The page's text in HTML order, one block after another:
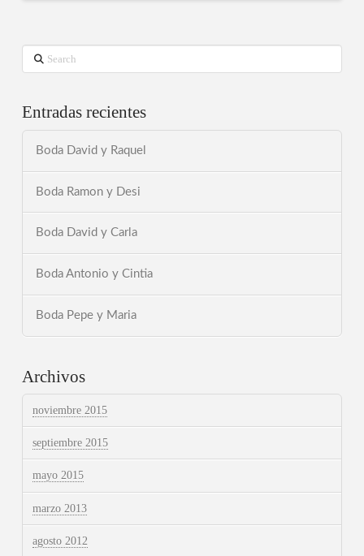
Search
Entradas recientes
Boda David y Raquel
Boda Ramon y Desi
Boda David y Carla
Boda Antonio y Cintia
Boda Pepe y Maria
Archivos
noviembre 2015
septiembre 2015
mayo 2015
marzo 2013
agosto 2012